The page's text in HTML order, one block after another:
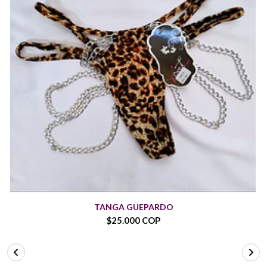
TANGA GUEPARDO
$25.000 COP